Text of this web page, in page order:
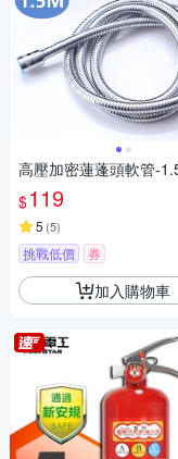
高壓加密蓮蓬頭軟管-
$119
5 (5)
挑戰低價 券
加入購物車